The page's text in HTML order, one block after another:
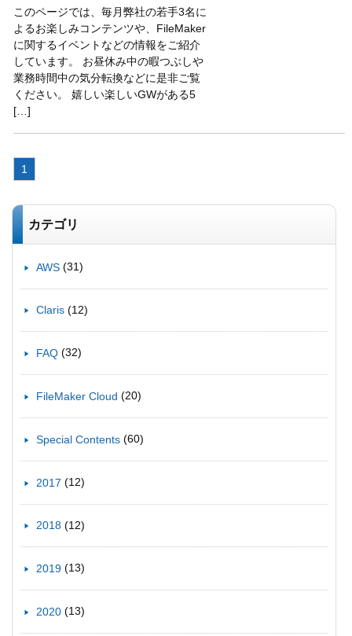
このページでは、毎月弊社の若手3名に
よるお楽しみコンテンツや、FileMaker
に関するイベントなどの情報をご紹介
しています。 お昼休み中の暇つぶしや
業務時間中の気分転換などに是非ご覧
ください。 嬉しい楽しいGWがある5
[…]
1
カテゴリ
AWS (31)
Claris (12)
FAQ (32)
FileMaker Cloud (20)
Special Contents (60)
2017 (12)
2018 (12)
2019 (13)
2020 (13)